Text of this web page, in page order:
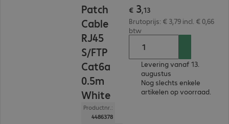
Patch
Cable
RJ45
S/FTP
Cat6a
0.5m
White
Productnr.:
4486378
€ 3,13
Brutoprijs: € 3,79 incl. € 0,66
btw
Levering vanaf 13.
augustus
Nog slechts enkele
artikelen op voorraad.